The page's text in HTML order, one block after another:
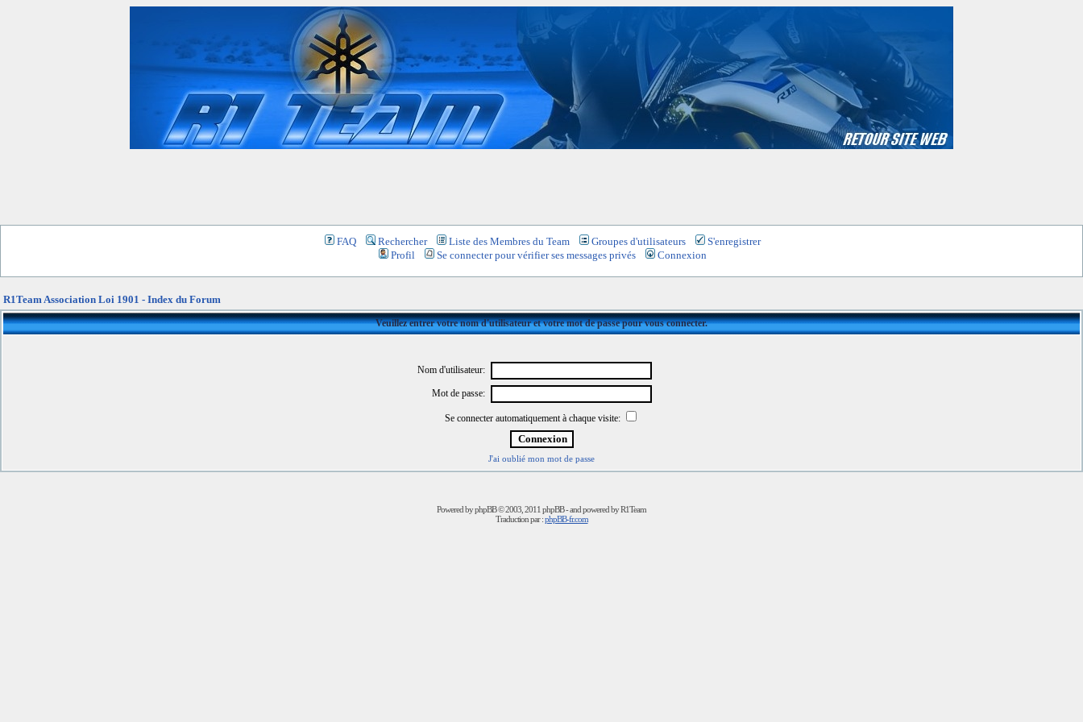
FAQ Rechercher Liste des Membres du Team Groupes d'utilisateurs
S'enregistrer
Profil
Se connecter pour vérifier ses messages privés Connexion
R1Team Association Loi 1901 - Index du Forum
Veuillez entrer votre nom d'utilisateur et votre mot de passe pour vous connecter.
Nom d'utilisateur:
Mot de passe:
Se connecter automatiquement à chaque visite:
J'ai oublié mon mot de passe
Powered byphpBB© 2003, 2011 phpBB - and powered by R1Team
Traduction par :phpBB-fr.com